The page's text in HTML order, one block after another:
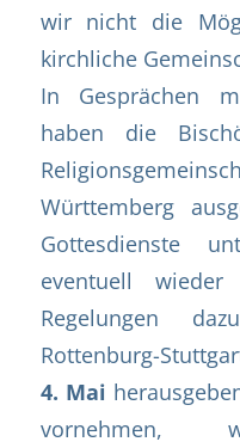
wir nicht die
kirchliche
In Gesprächen
haben die
Württemberg
Gottesdienste
eventuell
Regelungen
Rottenburg-
4. Mai